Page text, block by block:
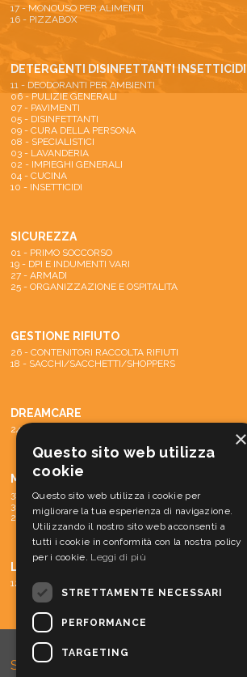
17 - MONOUSO PER ALIMENTI
16 - PIZZABOX
DETERGENTI DISINFETTANTI INSETTICIDI
11 - DEODORANTI PER AMBIENTI
06 - PULIZIE GENERALI
07 - PAVIMENTI
05 - DISINFETTANTI
09 - CURA DELLA PERSONA
08 - SPECIALISTICI
03 - LAVANDERIA
02 - IMPIEGHI GENERALI
04 - CUCINA
10 - INSETTICIDI
SICUREZZA
01 - PRIMO SOCCORSO
19 - DPI E INDUMENTI VARI
27 - ARMADI
25 - ORGANIZZAZIONE E OSPITALITA
GESTIONE RIFIUTO
26 - CONTENITORI RACCOLTA RIFIUTI
18 - SACCHI/SACCHETTI/SHOPPERS
DREAMCARE
24 - SISTEMA DREAMCARE
MACCHINE
31 - PARTI DI RICAMBIO E ACCESSORI
30 - MATERIALE CONS. MACCH.
29 - MACCHINE
LINEA CORTESIA
12 - LINEA CORTESIA
SOVLA s.r.l.
×
Questo sito web utilizza
cookie
Questo sito web utilizza i cookie per
migliorare la tua esperienza di navigazione.
Utilizzando il nostro sito web acconsenti a
tutti i cookie in conformità con la nostra policy
per i cookie. Leggi di più
STRETTAMENTE NECESSARI
PERFORMANCE
TARGETING